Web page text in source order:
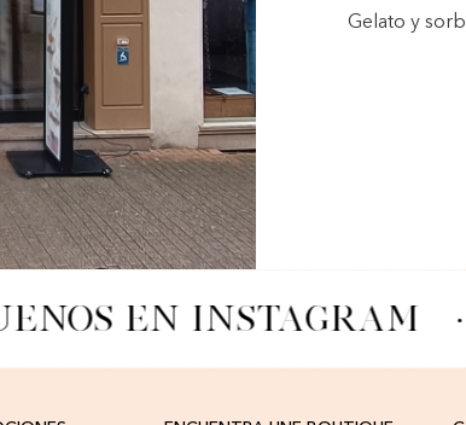
Gelato y
EN INSTAGRAM